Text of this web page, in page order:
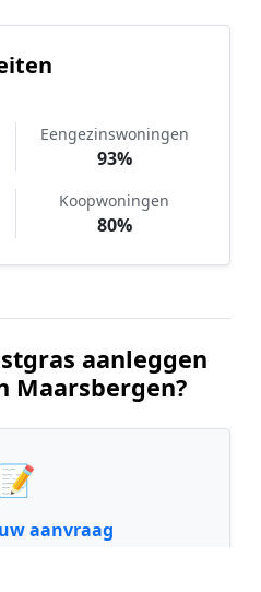
Eengezinswoningen
93%
Koopwoningen
80%
aanleggen
Maarsbergen?
📝
aanvraag